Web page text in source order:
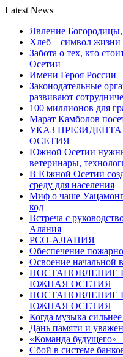
Latest News
Явление
Хлеб – символ
Забота о тех, кто
Осетии
Имени Героя России
Законодательные
развивают
100 миллионов для
Марат Камболов
УКАЗ
ОСЕТИЯ
Южной Осетии
ветеринары,
В Южной Осетии
среду для населения
Миф о чаше
код
Встреча с
Алания
РСО-АЛАНИЯ
Обеспечение
Освоение начальной
ПОСТАНОВЛЕНИЕ
ЮЖНАЯ ОСЕТИЯ
ПОСТАНОВЛЕНИЕ
ЮЖНАЯ ОСЕТИЯ
Когда музыка
Дань памяти и
«Команда будущего»
Сбой в системе